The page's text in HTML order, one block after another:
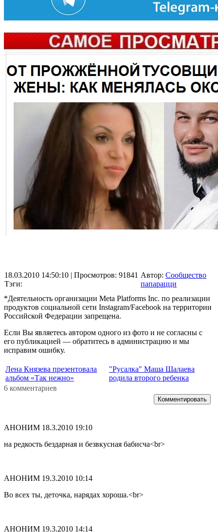
18.03.2010 14:50:10 | Просмотров: 91841
Тэги:
Автор: Сообщество
папарацци
*Деятельность организации Meta Platforms Inc. по реализации
продуктов социальной сети Instagram/Facebook на территории
Российской Федерации запрещена.
Если Вы являетесь автором одного из фото и не согласны с
его публикацией — обратитесь в администрацию и мы
исправим ошибку.
Лена Князева презентовала
альбом «Так нежно»
"Русалка" Маша Шалаева
родила второго ребенка
6 комментариев
Комментировать
АНОНИМ 18.3.2010 19:10
на редкость бездарная и безвкусная бабисча<br>
АНОНИМ 19.3.2010 10:14
Во всех ты, деточка, нарядах хороша.<br>
АНОНИМ 19.3.2010 14:14